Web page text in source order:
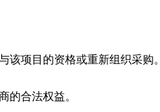
项目的资格或重新组织采购。
的合法权益。